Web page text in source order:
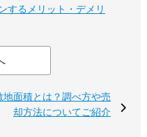
するメリット・デメリ
面積とは？調べ方や売
却方法についてご紹介